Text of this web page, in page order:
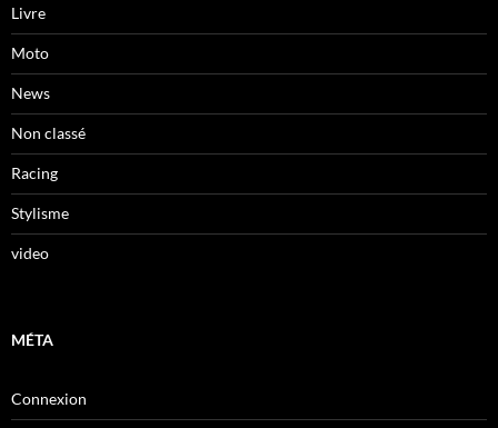
Livre
Moto
News
Non classé
Racing
Stylisme
video
MÉTA
Connexion